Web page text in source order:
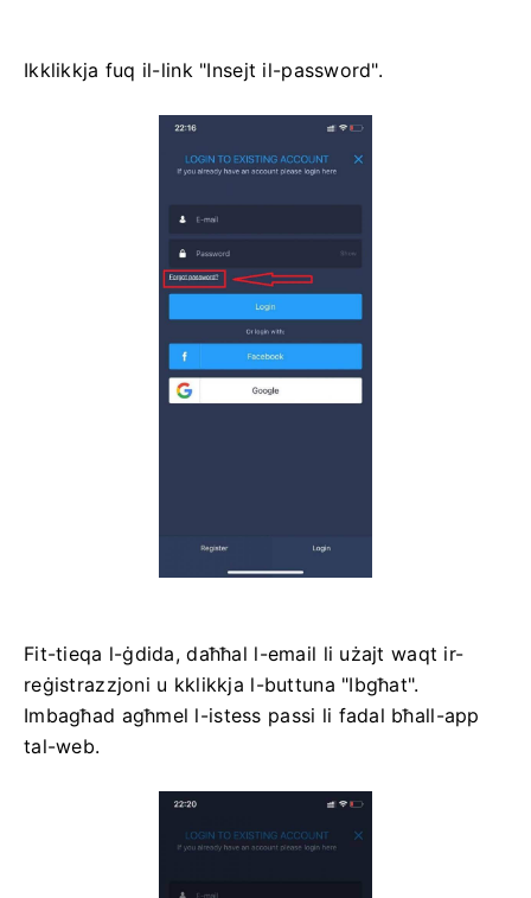
Ikklikkja fuq il-link "Insejt il-password".
Fit-tieqa l-ġdida, daħħal l-email li użajt waqt ir-
reġistrazzjoni u kklikkja l-buttuna "Ibgħat".
Imbagħad agħmel l-istess passi li fadal bħall-app
tal-web.